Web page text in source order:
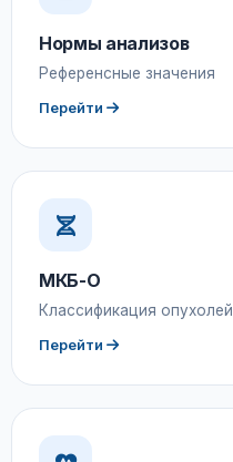
Нормы анализов
Референсные значения
Перейти
МКБ-О
Классификация опухолей
Перейти